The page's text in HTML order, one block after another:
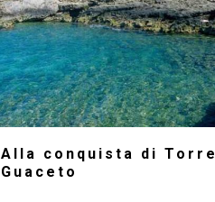
Alla conquista di Torre
Guaceto